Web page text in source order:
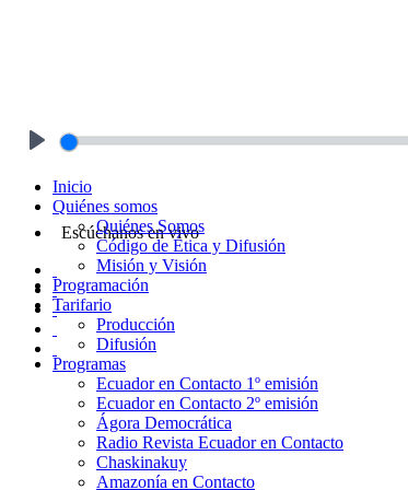
Escúchanos en vivo
Inicio
Quiénes somos
Quiénes Somos
Código de Ética y Difusión
Misión y Visión
Programación
Tarifario
Producción
Difusión
Programas
Ecuador en Contacto 1º emisión
Ecuador en Contacto 2º emisión
Ágora Democrática
Radio Revista Ecuador en Contacto
Chaskinakuy
Amazonía en Contacto